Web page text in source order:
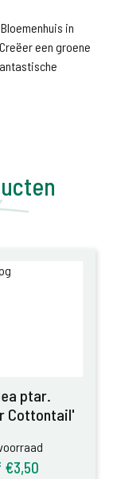
in
een groene
ptar.
Cottontail'
€3,50